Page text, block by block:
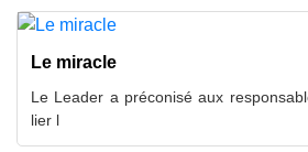
Le miracle
Le Leader a préconisé aux
lier l